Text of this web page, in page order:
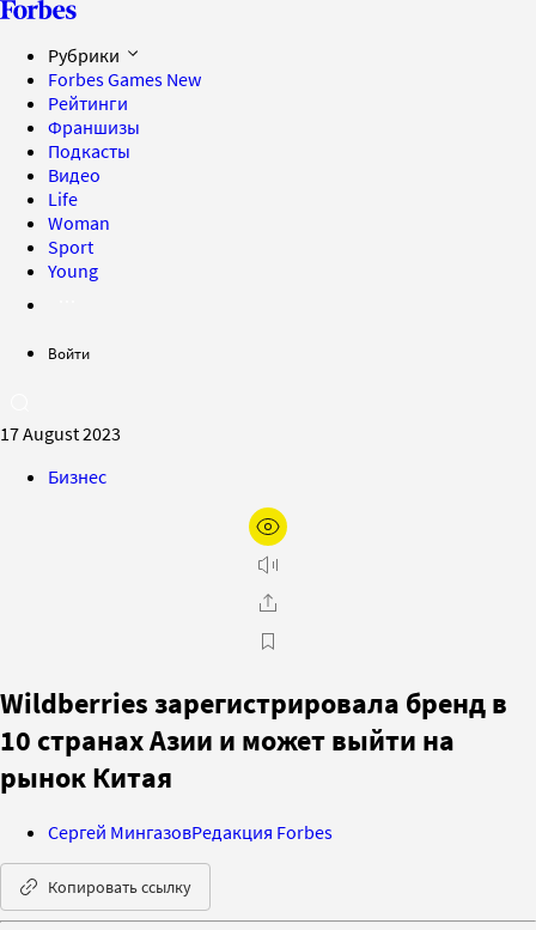
Рубрики
Forbes Games New
Рейтинги
Франшизы
Подкасты
Видео
Life
Woman
Sport
Young
Войти
17 August 2023
Бизнес
Wildberries зарегистрировала бренд в
10 странах Азии и может выйти на
рынок Китая
Сергей МингазовРедакция Forbes
Копировать ссылку